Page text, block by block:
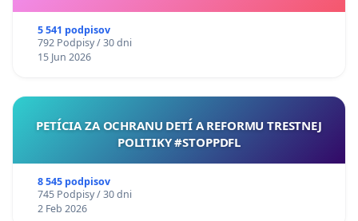
5 541 podpisov
792 Podpisy / 30 dni
15 Jun 2026
PETÍCIA ZA OCHRANU DETÍ A REFORMU TRESTNEJ
POLITIKY #STOPPDFL
8 545 podpisov
745 Podpisy / 30 dni
2 Feb 2026